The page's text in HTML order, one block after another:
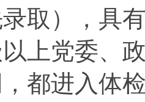
取），具
上党委、
都进入体